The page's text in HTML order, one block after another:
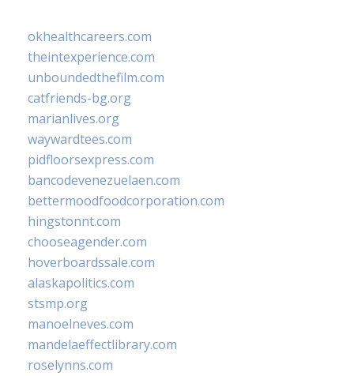
okhealthcareers.com
theintexperience.com
unboundedthefilm.com
catfriends-bg.org
marianlives.org
waywardtees.com
pidfloorsexpress.com
bancodevenezuelaen.com
bettermoodfoodcorporation.com
hingstonnt.com
chooseagender.com
hoverboardssale.com
alaskapolitics.com
stsmp.org
manoelneves.com
mandelaeffectlibrary.com
roselynns.com